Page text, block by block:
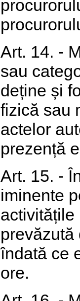
Art. 14. -
sau
deține și
fizică sau
actelor
prezență
Art. 15. -
iminente
activitățile
prevăzută
îndată ce
ore.